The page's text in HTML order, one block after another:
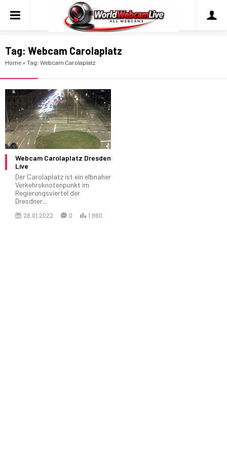
Tag: Webcam Carolaplatz
Home » Tag: Webcam Carolaplatz
Webcam Carolaplatz Dresden
Live
Der Carolaplatz ist ein elbnaher
Verkehrsknotenpunkt im
Regierungsviertel der
Dresdner...
28.01.2022 0 1.960